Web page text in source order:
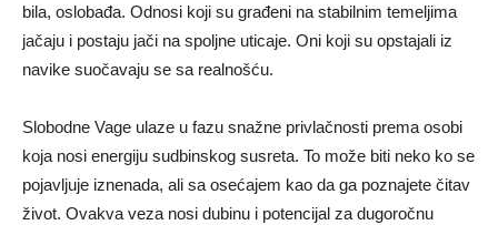
bila, oslobađa. Odnosi koji su građeni na stabilnim temeljima
jačaju i postaju jači na spoljne uticaje. Oni koji su opstajali iz
navike suočavaju se sa realnošću.
Slobodne Vage ulaze u fazu snažne privlačnosti prema osobi
koja nosi energiju sudbinskog susreta. To može biti neko ko se
pojavljuje iznenada, ali sa osećajem kao da ga poznajete čitav
život. Ovakva veza nosi dubinu i potencijal za dugoročnu